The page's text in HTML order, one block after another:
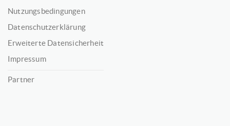
Nutzungsbedingungen
Datenschutzerklärung
Erweiterte Datensicherheit
Impressum
Partner